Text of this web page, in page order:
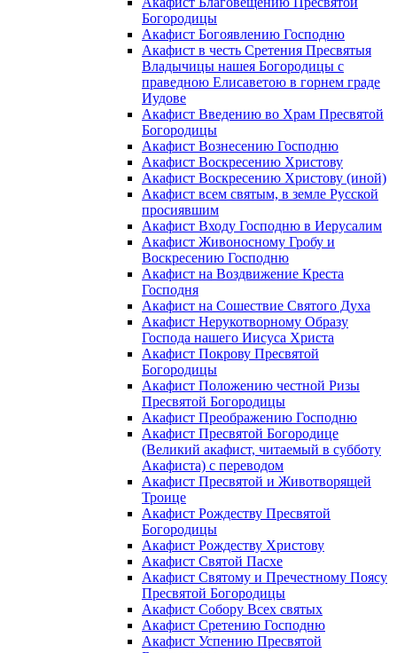
Богородицы
Акафист Богоявлению Господню
Акафист в честь Сретения Пресвятыя
Владычицы нашея Богородицы с
праведною Елисаветою в горнем граде
Иудове
Акафист Введению во Храм Пресвятой
Богородицы
Акафист Вознесению Господню
Акафист Воскресению Христову
Акафист Воскресению Христову (иной)
Акафист всем святым, в земле Русской
просиявшим
Акафист Входу Господню в Иерусалим
Акафист Живоносному Гробу и
Воскресению Господню
Акафист на Воздвижение Креста
Господня
Акафист на Сошествие Святого Духа
Акафист Нерукотворному Образу
Господа нашего Иисуса Христа
Акафист Покрову Пресвятой
Богородицы
Акафист Положению честной Ризы
Пресвятой Богородицы
Акафист Преображению Господню
Акафист Пресвятой Богородице
(Великий акафист, читаемый в субботу
Акафиста) с переводом
Акафист Пресвятой и Животворящей
Троице
Акафист Рождеству Пресвятой
Богородицы
Акафист Рождеству Христову
Акафист Святой Пасхе
Акафист Святому и Пречестному Поясу
Пресвятой Богородицы
Акафист Собору Всех святых
Акафист Сретению Господню
Акафист Успению Пресвятой